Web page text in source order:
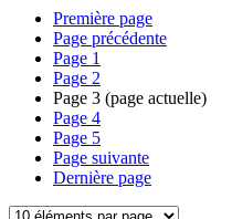
Première page
Page précédente
Page 1
Page 2
Page 3 (page actuelle)
Page 4
Page 5
Page suivante
Dernière page